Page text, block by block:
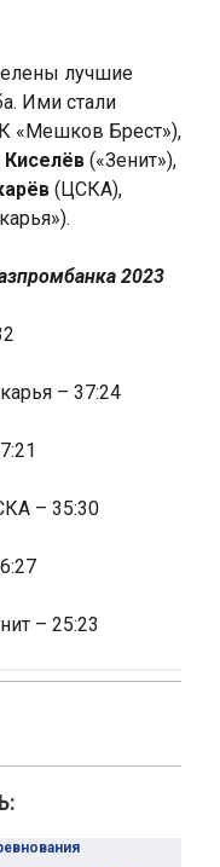
лучшие
Ими стали
«Мешков Брест»),
(«Зенит»),
(ЦСКА),
2023
– 37:24
– 35:30
– 25:23